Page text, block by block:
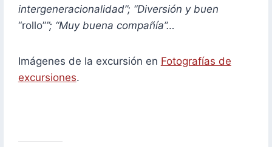
intergeneracionalidad”; “Diversión y buen
“rollo””; “Muy buena compañía”…
Imágenes de la excursión en Fotografías de
excursiones.